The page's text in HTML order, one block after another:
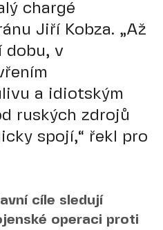
chargé
Jiří Kobza. „Až
dobu, v
a idiotským
ruských zdrojů
spojí,“ řekl pro
cíle sledují
operaci proti